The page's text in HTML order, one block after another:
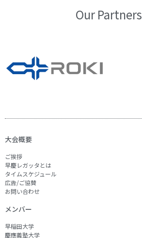
Our Partners
大会概要
ご挨拶
早慶レガッタとは
タイムスケジュール
広告/ご協賛
お問い合わせ
メンバー
早稲田大学
慶應義塾大学